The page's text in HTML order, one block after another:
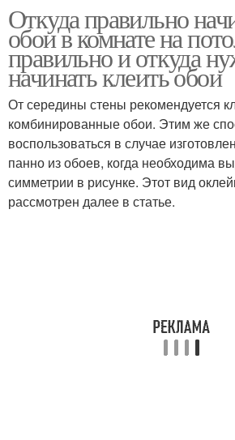
Откуда правильно
обои в комнате на
правильно и откуда
начинать клеить обои
От середины стены рекомендуется
комбинированные обои. Этим же
воспользоваться в случае
панно из обоев, когда необходима
симметрии в рисунке. Этот вид
рассмотрен далее в статье.